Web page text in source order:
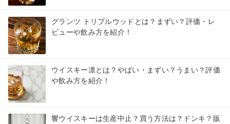
グランツ トリプルウッドとは？まずい？評価・レ
ビューや飲み方を紹介！
ウイスキー凛とは？やばい・まずい？うまい？評価
や飲み方を紹介！
響ウイスキーは生産中止？買う方法は？ドンキ？販